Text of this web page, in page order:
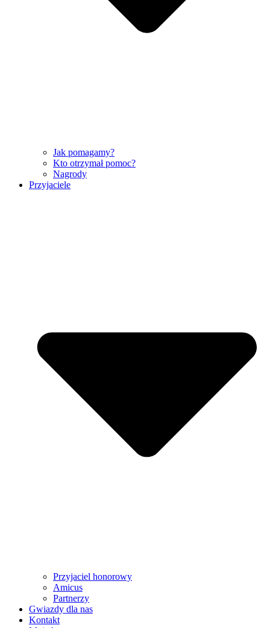
Jak pomagamy?
Kto otrzymał pomoc?
Nagrody
Przyjaciele
Przyjaciel honorowy
Amicus
Partnerzy
Gwiazdy dla nas
Kontakt